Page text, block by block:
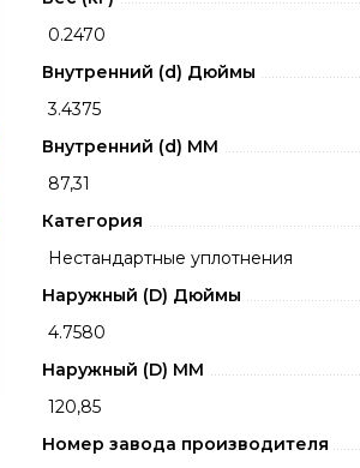
0.2470
Внутренний (d) Дюймы
3.4375
Внутренний (d) ММ
87,31
Категория
Нестандартные уплотнения
Наружный (D) Дюймы
4.7580
Наружный (D) ММ
120,85
Номер завода производителя